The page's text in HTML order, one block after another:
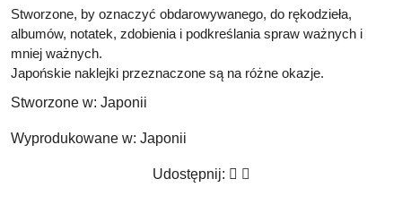
Stworzone, by oznaczyć obdarowywanego, do rękodzieła,
albumów, notatek, zdobienia i podkreślania spraw ważnych i
mniej ważnych.
Japońskie naklejki przeznaczone są na różne okazje.
Stworzone w: Japonii
Wyprodukowane w: Japonii
Udostępnij: